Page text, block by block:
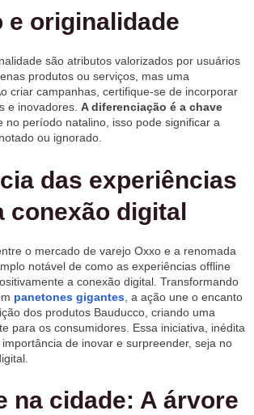
e originalidade
são atributos valorizados por usuários
produtos ou serviços, mas uma
criar campanhas, certifique-se de incorporar
e inovadores. A diferenciação é a chave
no período natalino, isso pode significar a
ou ignorado.
das experiências
conexão digital
o mercado de varejo Oxxo e a renomada
notável de como as experiências offline
a conexão digital. Transformando
panetones gigantes, a ação une o encanto
dos produtos Bauducco, criando uma
para os consumidores. Essa iniciativa, inédita
de inovar e surpreender, seja no
na cidade: A árvore